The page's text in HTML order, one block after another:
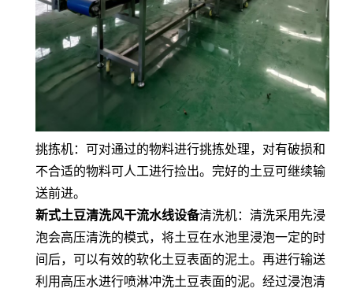
挑拣机：可对通过的物料进行挑拣处理，对有破损和
不合适的物料可人工进行捡出。完好的土豆可继续输
送前进。
新式土豆清洗风干流水线设备清洗机：清洗采用先浸
泡会高压清洗的模式，将土豆在水池里浸泡一定的时
间后，可以有效的软化土豆表面的泥土。再进行输送
利用高压水进行喷淋冲洗土豆表面的泥。经过浸泡清